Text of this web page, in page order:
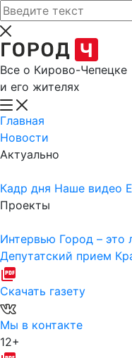
Все о Кирово-Чепецке
и его жителях
Главная
Новости
Актуально
Кадр дня Наше видео
Проекты
Интервью Город – это
Депутатский прием
Скачать газету
Мы в контакте
12+